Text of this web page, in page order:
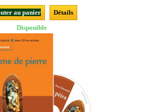
au panier
Détails
Disponible